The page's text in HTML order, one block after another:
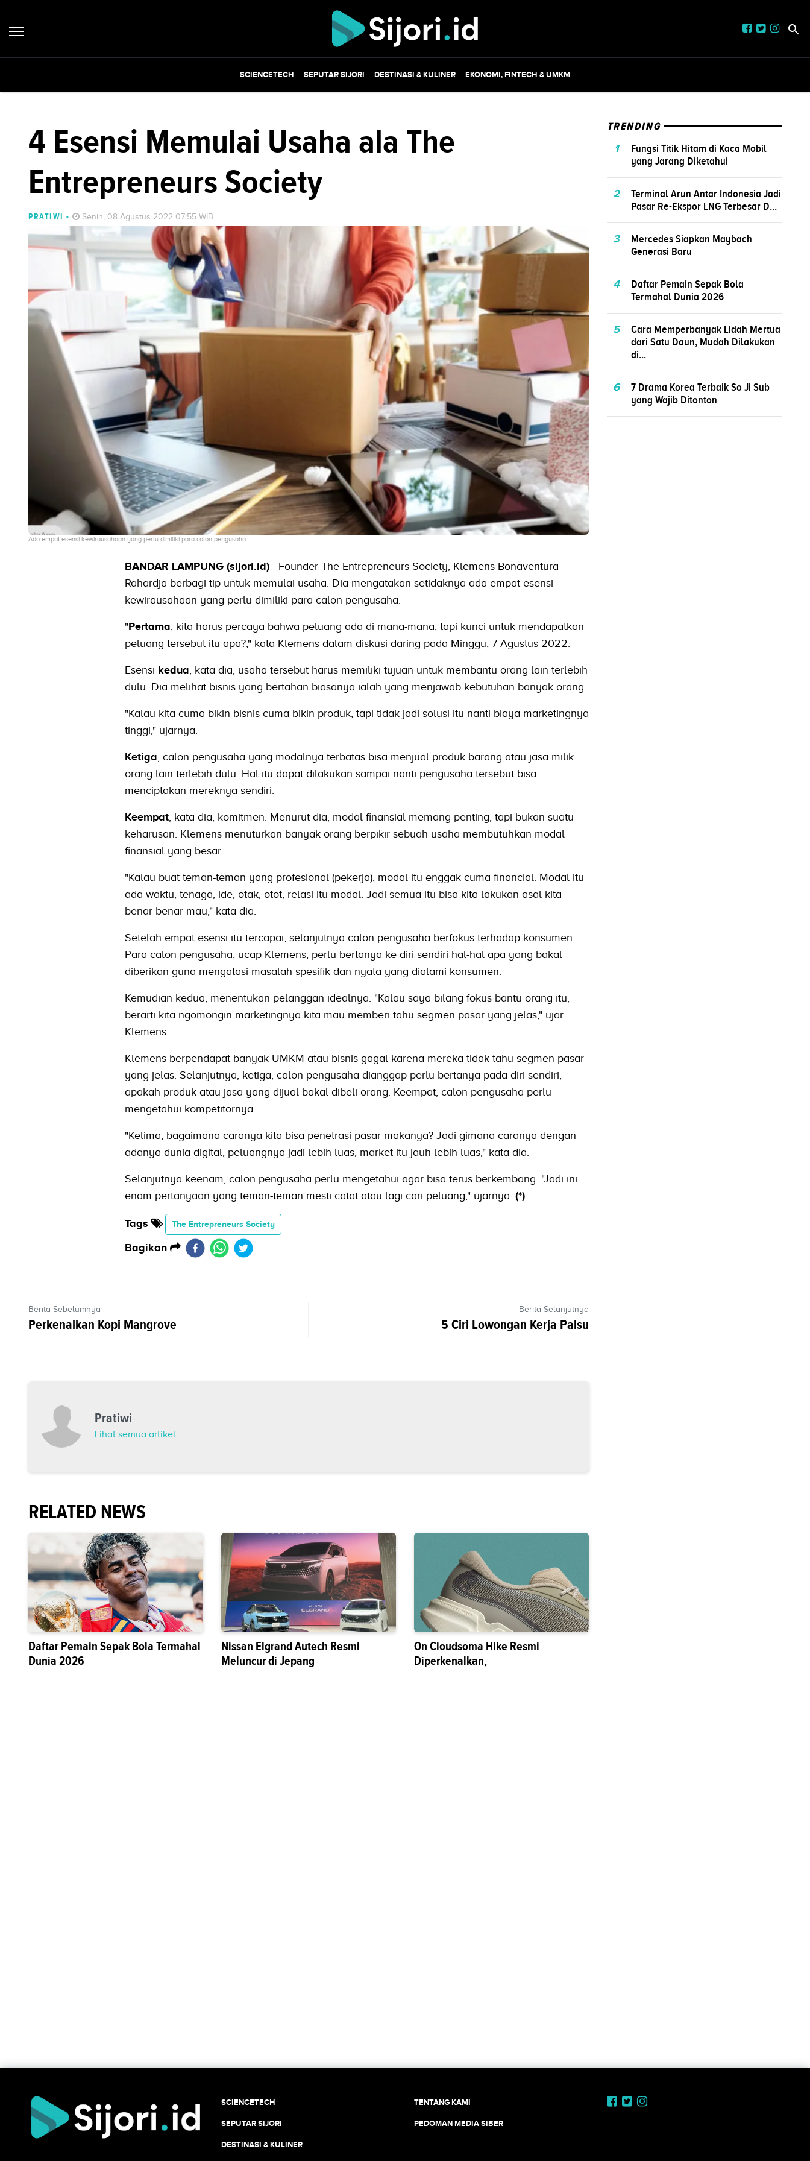
SCIENCETECH SEPUTAR SIJORI DESTINASI & KULINER EKONOMI, FINTECH & UMKM
4 Esensi Memulai Usaha ala The
Entrepreneurs Society
PRATIWI - Senin, 08 Agustus 2022 07:55 WIB
Ada empat esensi kewirausahaan yang perlu dimiliki para calon pengusaha.
BANDAR LAMPUNG (sijori.id)- Founder The Entrepreneurs Society, Klemens Bonaventura
Rahardja berbagi tip untuk memulai usaha. Dia mengatakan setidaknya ada empat esensi
kewirausahaan yang perlu dimiliki para calon pengusaha.
"Pertama , kita harus percaya bahwa peluang ada di mana-mana, tapi kunci untuk mendapatkan
peluang tersebut itu apa?," kata Klemens dalam diskusi daring pada Minggu, 7 Agustus 2022.
Esensi kedua , kata dia, usaha tersebut harus memiliki tujuan untuk membantu orang lain terlebih
dulu. Dia melihat bisnis yang bertahan biasanya ialah yang menjawab kebutuhan banyak orang.
"Kalau kita cuma bikin bisnis cuma bikin produk, tapi tidak jadi solusi itu nanti biaya marketingnya
tinggi," ujarnya.
Ketiga , calon pengusaha yang modalnya terbatas bisa menjual produk barang atau jasa milik
orang lain terlebih dulu. Hal itu dapat dilakukan sampai nanti pengusaha tersebut bisa
menciptakan mereknya sendiri.
Keempat, kata dia, komitmen. Menurut dia, modal finansial memang penting, tapi bukan suatu
keharusan. Klemens menuturkan banyak orang berpikir sebuah usaha membutuhkan modal
finansial yang besar.
"Kalau buat teman-teman yang profesional (pekerja), modal itu enggak cuma financial. Modal itu
ada waktu, tenaga, ide, otak, otot, relasi itu modal. Jadi semua itu bisa kita lakukan asal kita
benar-benar mau," kata dia.
Setelah empat esensi itu tercapai, selanjutnya calon pengusaha berfokus terhadap konsumen.
Para calon pengusaha, ucap Klemens, perlu bertanya ke diri sendiri hal-hal apa yang bakal
diberikan guna mengatasi masalah spesifik dan nyata yang dialami konsumen.
Kemudian kedua, menentukan pelanggan idealnya. "Kalau saya bilang fokus bantu orang itu,
berarti kita ngomongin marketingnya kita mau memberi tahu segmen pasar yang jelas," ujar
Klemens.
Klemens berpendapat banyak UMKM atau bisnis gagal karena mereka tidak tahu segmen pasar
yang jelas. Selanjutnya, ketiga, calon pengusaha dianggap perlu bertanya pada diri sendiri,
apakah produk atau jasa yang dijual bakal dibeli orang. Keempat, calon pengusaha perlu
mengetahui kompetitornya.
"Kelima, bagaimana caranya kita bisa penetrasi pasar makanya? Jadi gimana caranya dengan
adanya dunia digital, peluangnya jadi lebih luas, market itu jauh lebih luas," kata dia.
Selanjutnya keenam, calon pengusaha perlu mengetahui agar bisa terus berkembang. "Jadi ini
enam pertanyaan yang teman-teman mesti catat atau lagi cari peluang," ujarnya. (*)
Tags The Entrepreneurs Society
Bagikan
Berita Sebelumnya
Perkenalkan Kopi Mangrove
Berita Selanjutnya
5 Ciri Lowongan Kerja Palsu
Pratiwi
Lihat semua artikel
RELATED NEWS
Daftar Pemain Sepak Bola Termahal
Dunia 2026
Nissan Elgrand Autech Resmi
Meluncur di Jepang
On Cloudsoma Hike Resmi
Diperkenalkan,
TRENDING
1
Fungsi Titik Hitam di Kaca Mobil
yang Jarang Diketahui
2
Terminal Arun Antar Indonesia Jadi
Pasar Re-Ekspor LNG Terbesar D...
3
Mercedes Siapkan Maybach
Generasi Baru
4
Daftar Pemain Sepak Bola
Termahal Dunia 2026
5
Cara Memperbanyak Lidah Mertua
dari Satu Daun, Mudah Dilakukan
di...
6
7 Drama Korea Terbaik So Ji Sub
yang Wajib Ditonton
SCIENCETECH
SEPUTAR SIJORI
DESTINASI & KULINER
TENTANG KAMI
PEDOMAN MEDIA SIBER